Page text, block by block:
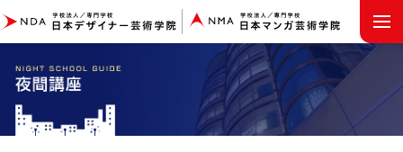
MENU